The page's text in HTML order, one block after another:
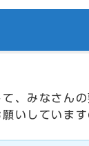
、みなさん
いしていま